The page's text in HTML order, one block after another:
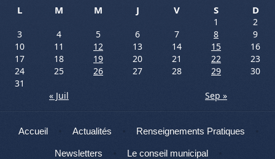
L
M M J V S D
1
2
3
4 5 6 7 8
9
10
11 12 13 14 15
16
17
18 19 20 21 22
23
24
25 26 27 28 29
30
31
« Juil
Sep »
Menu
Aller au contenu
Accueil Actualités Renseignements Pratiques
Newsletters Le conseil municipal